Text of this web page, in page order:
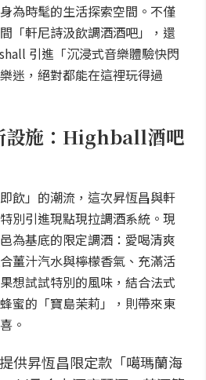
為時髦的生活探索空間。不僅
「軒尼詩汲飲調酒酒吧」，還
引進「沉浸式音樂體驗快閃
迷，絕對都能在這裡玩得過
設施：Highball酒吧
飲」的潮流，這次昇恆昌與軒
別引進現點現拉調酒系統。現
為基底的限定調酒：愛喝清爽
薑汁汽水與檸檬香氣、充滿活
想試試特別的風味，結合法式
蜜的「寶島茉莉」，則帶來東
。